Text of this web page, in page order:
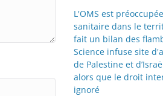
L'OMS est
sanitaire dans le
fait un bilan des
Science infuse site
de Palestine et
alors que le droit
ignoré